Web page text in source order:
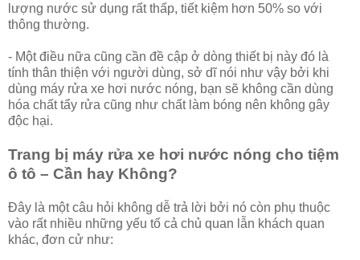
lượng nước sử dụng rất thấp, tiết kiệm hơn 50% so với
thông thường.
- Một điều nữa cũng cần đề cập ở dòng thiết bị này đó là
tính thân thiện với người dùng, sở dĩ nói như vậy bởi khi
dùng máy rửa xe hơi nước nóng, bạn sẽ không cần dùng
hóa chất tẩy rửa cũng như chất làm bóng nên không gây
độc hại.
Trang bị máy rửa xe hơi nước nóng cho tiệm
ô tô – Cần hay Không?
Đây là một câu hỏi không dễ trả lời bởi nó còn phụ thuộc
vào rất nhiều những yếu tố cả chủ quan lẫn khách quan
khác, đơn cử như: